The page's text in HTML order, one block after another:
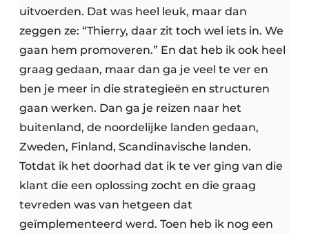
uitvoerden. Dat was heel leuk, maar dan
zeggen ze: “Thierry, daar zit toch wel iets in. We
gaan hem promoveren.” En dat heb ik ook heel
graag gedaan, maar dan ga je veel te ver en
ben je meer in die strategieën en structuren
gaan werken. Dan ga je reizen naar het
buitenland, de noordelijke landen gedaan,
Zweden, Finland, Scandinavische landen.
Totdat ik het doorhad dat ik te ver ging van die
klant die een oplossing zocht en die graag
tevreden was van hetgeen dat
geïmplementeerd werd. Toen heb ik nog een